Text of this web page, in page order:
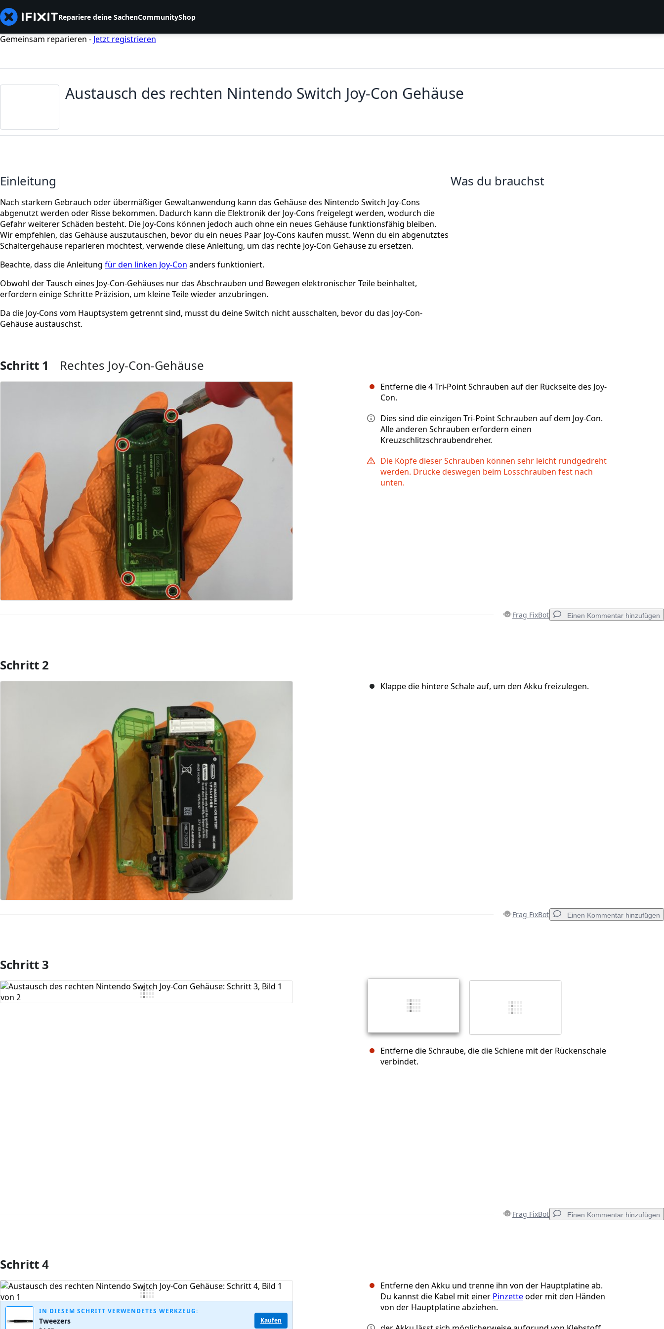
Repariere deine SachenCommunityShop
Gemeinsam reparieren - Jetzt registrieren
Austausch des rechten Nintendo Switch Joy-Con Gehäuse
Einleitung
Nach starkem Gebrauch oder übermäßiger Gewaltanwendung kann das Gehäuse des Nintendo Switch Joy-Cons
abgenutzt werden oder Risse bekommen. Dadurch kann die Elektronik der Joy-Cons freigelegt werden, wodurch die
Gefahr weiterer Schäden besteht. Die Joy-Cons können jedoch auch ohne ein neues Gehäuse funktionsfähig bleiben.
Wir empfehlen, das Gehäuse auszutauschen, bevor du ein neues Paar Joy-Cons kaufen musst. Wenn du ein abgenutztes
Schaltergehäuse reparieren möchtest, verwende diese Anleitung, um das rechte Joy-Con Gehäuse zu ersetzen.
Beachte, dass die Anleitung für den linken Joy-Con anders funktioniert.
Obwohl der Tausch eines Joy-Con-Gehäuses nur das Abschrauben und Bewegen elektronischer Teile beinhaltet,
erfordern einige Schritte Präzision, um kleine Teile wieder anzubringen.
Da die Joy-Cons vom Hauptsystem getrennt sind, musst du deine Switch nicht ausschalten, bevor du das Joy-Con-
Gehäuse austauschst.
Was du brauchst
Schritt 1 Rechtes Joy-Con-Gehäuse
Entferne die 4 Tri-Point Schrauben auf der Rückseite des Joy-
Con.
Dies sind die einzigen Tri-Point Schrauben auf dem Joy-Con.
Alle anderen Schrauben erfordern einen
Kreuzschlitzschraubendreher.
Die Köpfe dieser Schrauben können sehr leicht rundgedreht
werden. Drücke deswegen beim Losschrauben fest nach
unten.
Frag FixBot Einen Kommentar hinzufügen
Kommentar hinzufügen
Schritt 2
Klappe die hintere Schale auf, um den Akku freizulegen.
Frag FixBot Einen Kommentar hinzufügen
Kommentar hinzufügen
Schritt 3
Entferne die Schraube, die die Schiene mit der Rückenschale
verbindet.
Frag FixBot Einen Kommentar hinzufügen
Kommentar hinzufügen
Schritt 4
IN DIESEM SCHRITT VERWENDETES WERKZEUG:
Tweezers Kaufen
Entferne den Akku und trenne ihn von der Hauptplatine ab.
Du kannst die Kabel mit einer Pinzetteoder mit den Händen
von der Hauptplatine abziehen.